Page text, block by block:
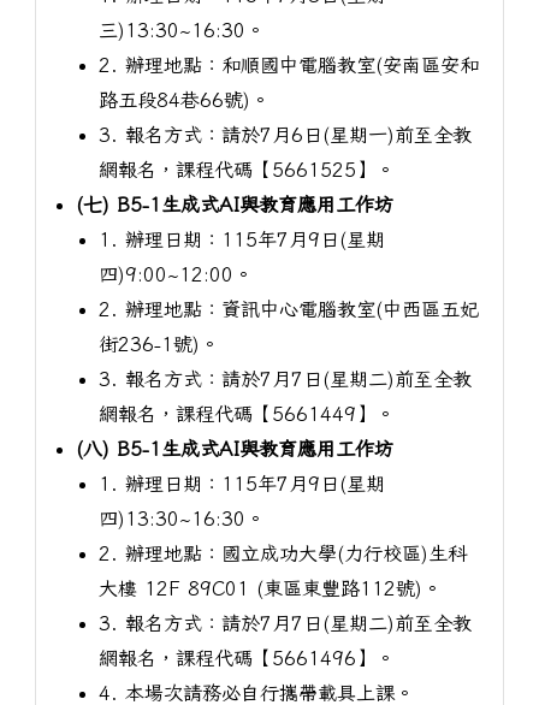
三)13:30~16:30。
2. 辦理地點：和順國中電腦教室(安南區安和
路五段84巷66號)。
3. 報名方式：請於7月6日(星期一)前至全教
網報名，課程代碼【5661525】。
(七) B5-1生成式AI與教育應用工作坊
1. 辦理日期：115年7月9日(星期
四)9:00~12:00。
2. 辦理地點：資訊中心電腦教室(中西區五妃
街236-1號)。
3. 報名方式：請於7月7日(星期二)前至全教
網報名，課程代碼【5661449】。
(八) B5-1生成式AI與教育應用工作坊
1. 辦理日期：115年7月9日(星期
四)13:30~16:30。
2. 辦理地點：國立成功大學(力行校區)生科
大樓 12F 89C01 (東區東豐路112號)。
3. 報名方式：請於7月7日(星期二)前至全教
網報名，課程代碼【5661496】。
4. 本場次請務必自行攜帶載具上課。